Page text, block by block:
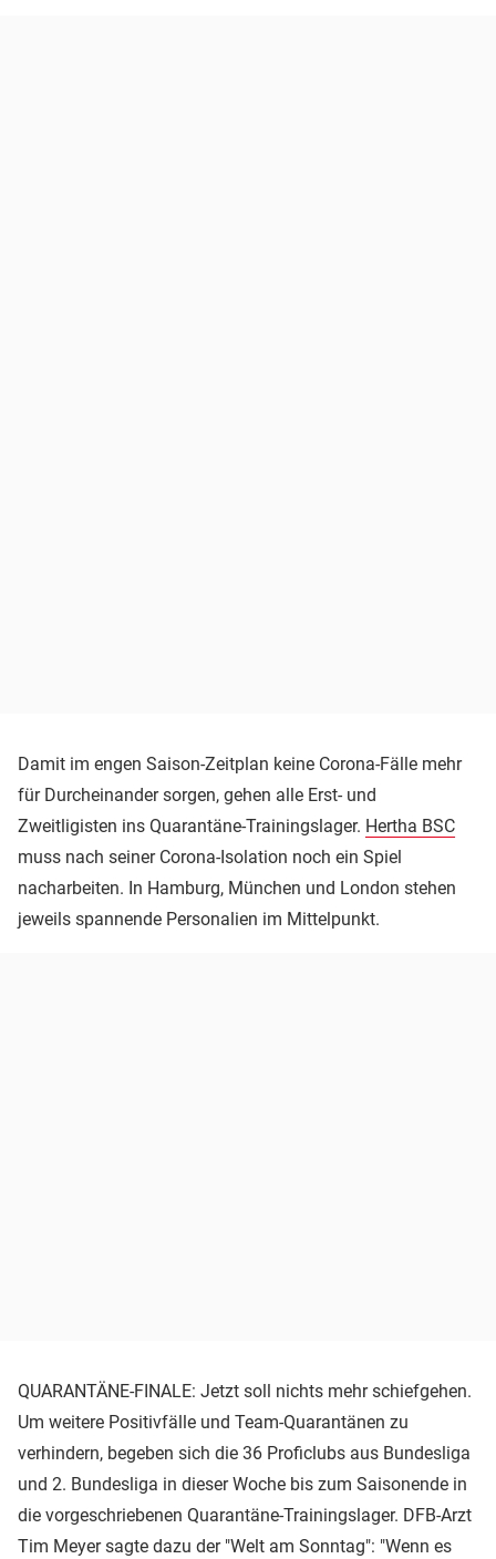
Damit im engen Saison-Zeitplan keine Corona-Fälle mehr
für Durcheinander sorgen, gehen alle Erst- und
Zweitligisten ins Quarantäne-Trainingslager. Hertha BSC
muss nach seiner Corona-Isolation noch ein Spiel
nacharbeiten. In Hamburg, München und London stehen
jeweils spannende Personalien im Mittelpunkt.
QUARANTÄNE-FINALE: Jetzt soll nichts mehr schiefgehen.
Um weitere Positivfälle und Team-Quarantänen zu
verhindern, begeben sich die 36 Proficlubs aus Bundesliga
und 2. Bundesliga in dieser Woche bis zum Saisonende in
die vorgeschriebenen Quarantäne-Trainingslager. DFB-Arzt
Tim Meyer sagte dazu der "Welt am Sonntag": "Wenn es